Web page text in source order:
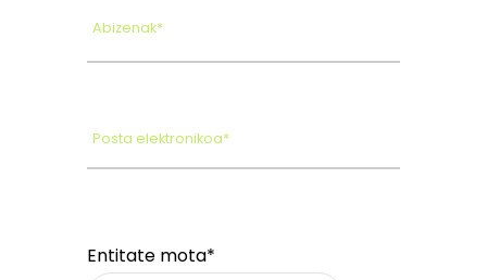
Abizenak*
Posta elektronikoa*
Entitate mota*